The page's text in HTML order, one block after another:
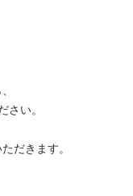
さい。
だきます。